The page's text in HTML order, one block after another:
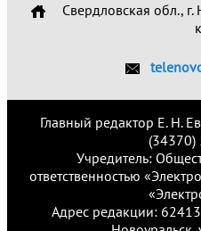
Свердловская обл.,
Главный редактор Е. Н.
Учредитель:
ответственностью
Адрес редакции: